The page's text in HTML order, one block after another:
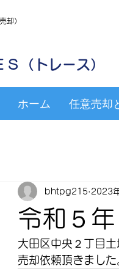
却）
（トレース）
ホーム 任意売却
令和５
bhtpg215 2023
大田区中央２丁目
売却依頼頂きました